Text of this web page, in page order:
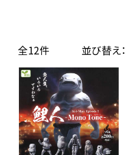
販促用空カプセル
レンタル
全12件 並び替え：